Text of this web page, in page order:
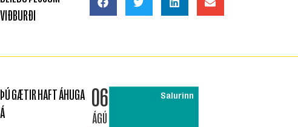
VIÐBURÐI
ÞÚ GÆTIR HAFT ÁHUGA
Á
06
ÁGÚ
Salurinn